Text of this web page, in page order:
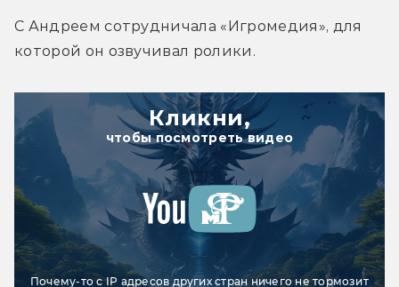
С Андреем сотрудничала «Игромедия», для
которой он озвучивал ролики.
Кликни,
чтобы посмотреть видео
Почему-то с IP адресов других стран ничего не тормозит